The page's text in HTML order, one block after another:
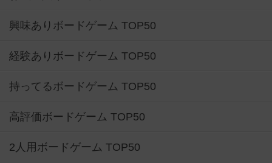
興味ありボードゲーム TOP50
経験ありボードゲーム TOP50
持ってるボードゲーム TOP50
高評価ボードゲーム TOP50
2人用ボードゲーム TOP50